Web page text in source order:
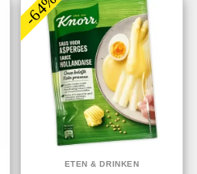
-64%
ETEN & DRINKEN